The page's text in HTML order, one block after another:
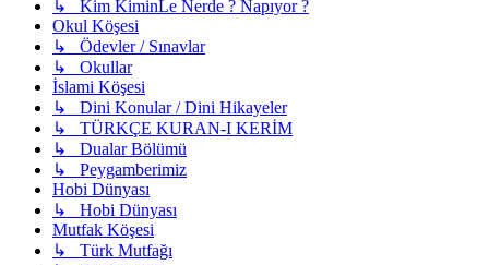
↳ Kim KiminLe Nerde ? Napıyor ?
Okul Köşesi
↳ Ödevler / Sınavlar
↳ Okullar
İslami Köşesi
↳ Dini Konular / Dini Hikayeler
↳ TÜRKÇE KURAN-I KERİM
↳ Dualar Bölümü
↳ Peygamberimiz
Hobi Dünyası
↳ Hobi Dünyası
Mutfak Köşesi
↳ Türk Mutfağı